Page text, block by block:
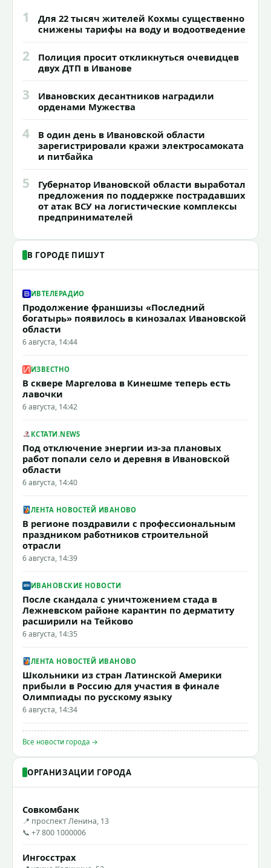
1
Для 22 тысяч жителей Кохмы существенно
снижены тарифы на воду и водоотведение
2
Полиция просит откликнуться очевидцев
двух ДТП в Иванове
3
Ивановских десантников наградили
орденами Мужества
4
В один день в Ивановской области
зарегистрировали кражи электросамоката
и питбайка
5
Губернатор Ивановской области выработал
предложения по поддержке пострадавших
от атак ВСУ на логистические комплексы
предпринимателей
В ГОРОДЕ ПИШУТ
ИВТЕЛЕРАДИО
Продолжение франшизы «Последний
богатырь» появилось в кинозалах Ивановской
области
6 августа, 14:44
ИЗВЕСТНО
В сквере Маргелова в Кинешме теперь есть
лавочки
6 августа, 14:42
КСТАТИ.NEWS
Под отключение энергии из-за плановых
работ попали село и деревня в Ивановской
области
6 августа, 14:40
ЛЕНТА НОВОСТЕЙ ИВАНОВО
В регионе поздравили с профессиональным
праздником работников строительной
отрасли
6 августа, 14:39
ИВАНОВСКИЕ НОВОСТИ
После скандала с уничтожением стада в
Лежневском районе карантин по дерматиту
расширили на Тейково
6 августа, 14:35
ЛЕНТА НОВОСТЕЙ ИВАНОВО
Школьники из стран Латинской Америки
прибыли в Россию для участия в финале
Олимпиады по русскому языку
6 августа, 14:34
Все новости города →
ОРГАНИЗАЦИИ ГОРОДА
Совкомбанк
📍 проспект Ленина, 13
📞 +7 800 1000006
Ингосстрах